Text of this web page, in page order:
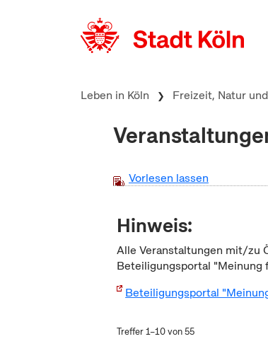
Leben in Köln Freizeit, Natur
Vorlesen lassen
Hinweis:
Alle Veranstaltungen mit/zu
Beteiligungsportal "Meinung
Beteiligungsportal
Treffer 1–10 von 55